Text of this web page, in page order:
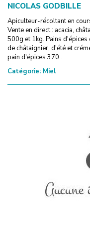
NICOLAS GODBILLE
Apiculteur-récoltant en
Vente en direct : acacia,
500g et 1kg. Pains
de châtaignier, d'été et
pain d'épices 370...
Catégorie: Miel